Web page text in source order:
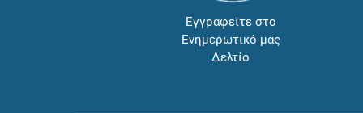
Εγγραφείτε στο
Ενημερωτικό μας
Δελτίο